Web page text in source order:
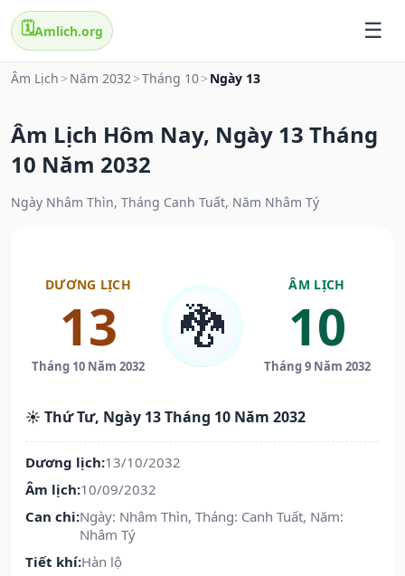
🗓️Amlich.org
Âm Lịch > Năm 2032>Tháng 10> Ngày 13
Âm Lịch Hôm Nay, Ngày 13 Tháng
10 Năm 2032
Ngày Nhâm Thìn, Tháng Canh Tuất, Năm Nhâm Tý
DƯƠNG LỊCH
13
Tháng 10 Năm 2032
🐉
ÂM LỊCH
10
Tháng 9 Năm 2032
☀️ Thứ Tư, Ngày 13 Tháng 10 Năm 2032
Dương lịch:13/10/2032
Âm lịch:10/09/2032
Can chi:Ngày: Nhâm Thìn, Tháng: Canh Tuất, Năm:
Nhâm Tý
Tiết khí:Hàn lộ